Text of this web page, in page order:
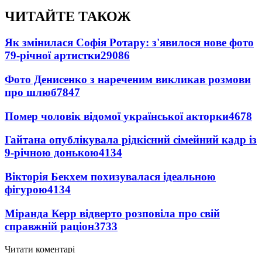
ЧИТАЙТЕ ТАКОЖ
Як змінилася Софія Ротару: з'явилося нове фото
79-річної артистки29086
Фото Денисенко з нареченим викликав розмови
про шлюб7847
Помер чоловік відомої української акторки4678
Гайтана опублікувала рідкісний сімейний кадр із
9-річною донькою4134
Вікторія Бекхем похизувалася ідеальною
фігурою4134
Міранда Керр відверто розповіла про свій
справжній раціон3733
Читати коментарі